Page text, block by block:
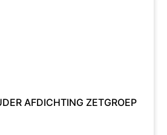
AFDICHTING ZETGROEP